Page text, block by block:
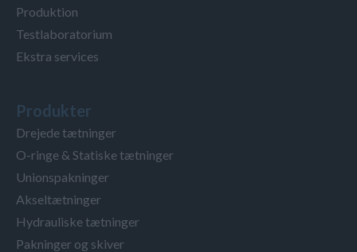
Produktion
Testlaboratorium
Ekstra services
Produkter
Drejede tætninger
O-ringe & Statiske tætninger
Unionspakninger
Akseltætninger
Hydrauliske tætninger
Pakninger og skiver